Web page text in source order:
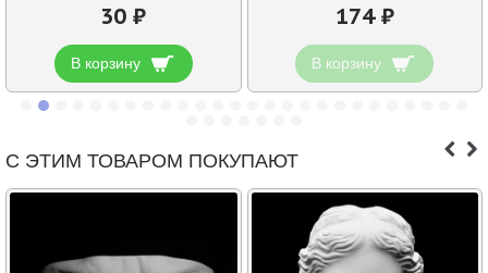
30 ₽
В корзину
174 ₽
В корзину
С ЭТИМ ТОВАРОМ ПОКУПАЮТ